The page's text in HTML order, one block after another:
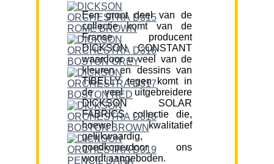
Een groot deel van de
collectie komt van de
Franse producent
DICKSON CONSTANT
waardoor u veel van de
kleuren en dessins van
TIBELLY tegen komt in
de veel uitgebreidere
DICKSON SOLAR
FABRICS collectie die,
hoewel kwalitatief
gelijkwaardig,
goedkoperdoor ons
wordt aangeboden.